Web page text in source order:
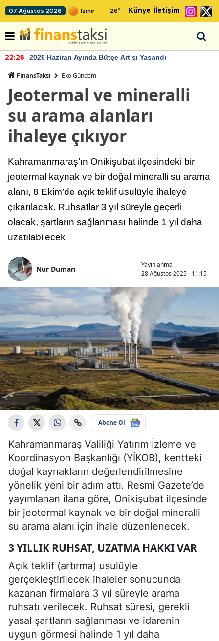
07 Ağustos 2026 26° Künye İletişim
22:26 2026 Haziran Ayında Bütçe Artışı Yaşandı
FinansTaksi Eko Gündem
Jeotermal ve mineralli
su arama alanları
ihaleye çıkıyor
Kahramanmaraş’ın Onikişubat ilçesindeki bir
jeotermal kaynak ve bir doğal mineralli su arama
alanı, 8 Ekim’de açık teklif usulüyle ihaleye
çıkarılacak. Ruhsatlar 3 yıl süreyle geçerli
olacak, şartların sağlanması halinde 1 yıl daha
uzatılabilecek
Nur Duman
Yayınlanma
28 Ağustos 2025 - 11:15
Abone Ol
Kahramanmaraş Valiliği Yatırım İzleme ve
Koordinasyon Başkanlığı (YİKOB), kentteki
doğal kaynakların değerlendirilmesine
yönelik yeni bir adım attı. Resmi Gazete’de
yayımlanan ilana göre, Onikişubat ilçesinde
bir jeotermal kaynak ve bir doğal mineralli
su arama alanı için ihale düzenlenecek.
3 YILLIK RUHSAT, UZATMA HAKKI VAR
Açık teklif (artırma) usulüyle
gerçekleştirilecek ihaleler sonucunda
kazanan firmalara 3 yıl süreyle arama
ruhsatı verilecek. Ruhsat süresi, gerekli
yasal şartların sağlanması ve idarenin
uygun görmesi halinde 1 yıl daha